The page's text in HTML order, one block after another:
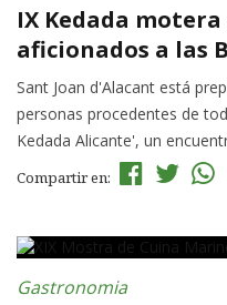
IX Kedada
aficionados a las
Sant Joan d'Alacant está
personas procedentes de
Kedada Alicante', un
Compartir en:
Gastronomia